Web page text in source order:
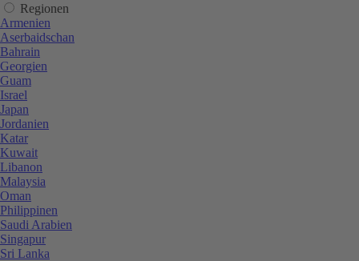
Regionen
Armenien
Aserbaidschan
Bahrain
Georgien
Guam
Israel
Japan
Jordanien
Katar
Kuwait
Libanon
Malaysia
Oman
Philippinen
Saudi Arabien
Singapur
Sri Lanka